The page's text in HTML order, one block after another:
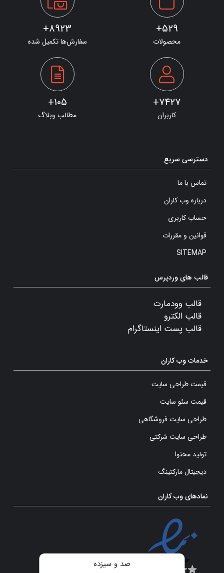
529+
محصولات
8923+
سفارش‌ها تکمیل شده
7427+
کاربران
105+
مطالب وبلاگ
دسترسی سریع
تماس با ما
درباره وب کاران
حساب کاربری
قوانین و مقررات
SITEMAP
قالب های وردپرس
قالب وودمارت
قالب الکترو
قالب پست اینستاگرام
خدمات وب کاران
قیمت طراحی سایت
قیمت سئو سایت
طراحی سایت فروشگاهی
طراحی سایت شرکتی
تولید محتوا
دیجیتال مارکتینگ
نمادهای وب کاران
صد و سیزده